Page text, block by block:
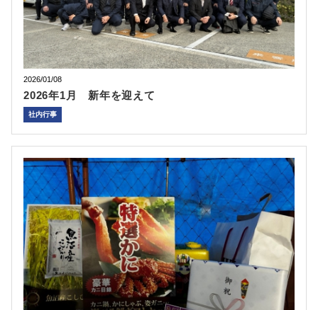
2026/01/08
2026年1月 新年を迎えて
社内行事